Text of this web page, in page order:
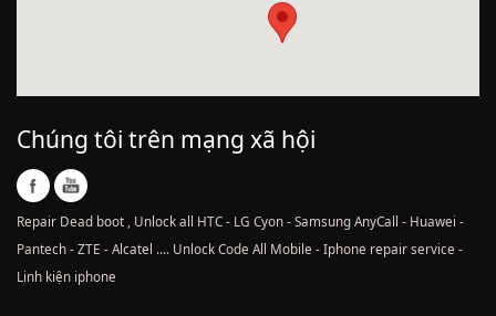
Chúng tôi trên mạng xã hội
Repair Dead boot , Unlock all HTC - LG Cyon - Samsung AnyCall - Huawei -
Pantech - ZTE - Alcatel .... Unlock Code All Mobile - Iphone repair service -
Linh kiện iphone